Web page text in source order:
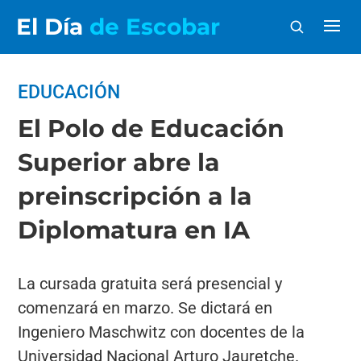
El Día de Escobar
EDUCACIÓN
El Polo de Educación
Superior abre la
preinscripción a la
Diplomatura en IA
La cursada gratuita será presencial y
comenzará en marzo. Se dictará en
Ingeniero Maschwitz con docentes de la
Universidad Nacional Arturo Jauretche.